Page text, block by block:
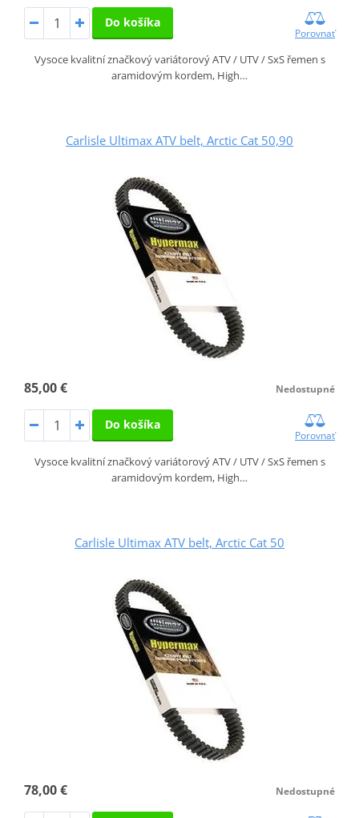
Do košíka
Porovnať
Vysoce kvalitní značkový variátorový ATV / UTV / SxS řemen s
aramidovým kordem, High…
Carlisle Ultimax ATV belt, Arctic Cat 50,90
85,00 € Nedostupné
Do košíka
Porovnať
Vysoce kvalitní značkový variátorový ATV / UTV / SxS řemen s
aramidovým kordem, High…
Carlisle Ultimax ATV belt, Arctic Cat 50
78,00 € Nedostupné